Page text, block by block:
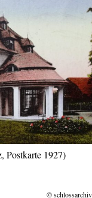
Postkarte 1927)
©